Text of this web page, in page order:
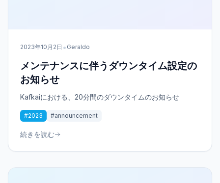
2023年10月2日 • Geraldo
メンテナンスに伴うダウンタイム設定の
お知らせ
Kafkaiにおける、20分間のダウンタイムのお知らせ
#2023 #announcement
続きを読む